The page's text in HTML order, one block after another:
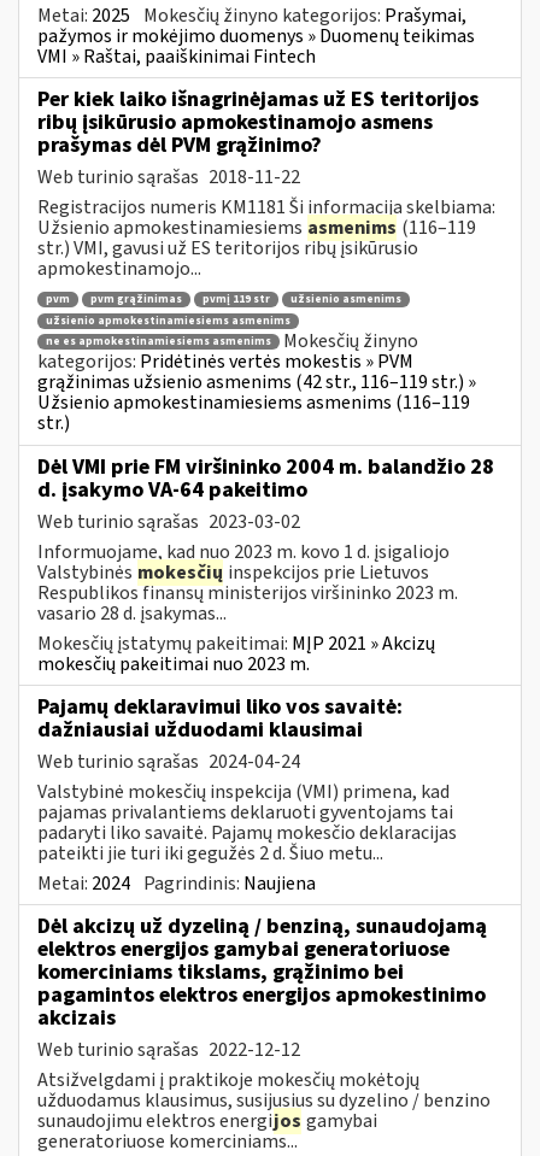
Metai: 2025 Mokesčių žinyno kategorijos: Prašymai,
pažymos ir mokėjimo duomenys » Duomenų teikimas
VMI » Raštai, paaiškinimai Fintech
Per kiek laiko išnagrinėjamas už ES teritorijos
ribų įsikūrusio apmokestinamojo asmens
prašymas dėl PVM grąžinimo?
Web turinio sąrašas 2018-11-22
Registracijos numeris KM1181 Ši informacija skelbiama:
Užsienio apmokestinamiesiems asmenims (116–119
str.) VMI, gavusi už ES teritorijos ribų įsikūrusio
apmokestinamojo...
pvm pvm grąžinimas pvmį 119 str
užsienio asmenims
užsienio apmokestinamiesiems asmenims
ne es apmokestinamiesiems asmenims
Mokesčių žinyno
kategorijos: Pridėtinės vertės mokestis » PVM
grąžinimas užsienio asmenims (42 str., 116–119 str.) »
Užsienio apmokestinamiesiems asmenims (116–119
str.)
Dėl VMI prie FM viršininko 2004 m. balandžio 28
d. įsakymo VA-64 pakeitimo
Web turinio sąrašas 2023-03-02
Informuojame, kad nuo 2023 m. kovo 1 d. įsigaliojo
Valstybinės mokesčių inspekcijos prie Lietuvos
Respublikos finansų ministerijos viršininko 2023 m.
vasario 28 d. įsakymas...
Mokesčių įstatymų pakeitimai: MĮP 2021 » Akcizų
mokesčių pakeitimai nuo 2023 m.
Pajamų deklaravimui liko vos savaitė:
dažniausiai užduodami klausimai
Web turinio sąrašas 2024-04-24
Valstybinė mokesčių inspekcija (VMI) primena, kad
pajamas privalantiems deklaruoti gyventojams tai
padaryti liko savaitė. Pajamų mokesčio deklaracijas
pateikti jie turi iki gegužės 2 d. Šiuo metu...
Metai: 2024 Pagrindinis: Naujiena
Dėl akcizų už dyzeliną / benziną, sunaudojamą
elektros energijos gamybai generatoriuose
komerciniams tikslams, grąžinimo bei
pagamintos elektros energijos apmokestinimo
akcizais
Web turinio sąrašas 2022-12-12
Atsižvelgdami į praktikoje mokesčių mokėtojų
užduodamus klausimus, susijusius su dyzelino / benzino
sunaudojimu elektros energijos gamybai
generatoriuose komerciniams...